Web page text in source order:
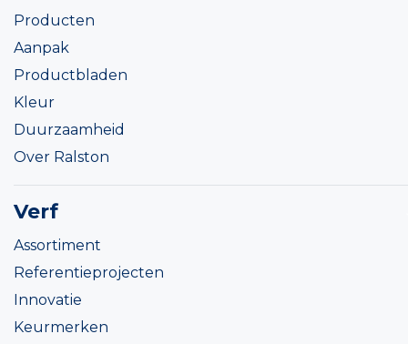
Producten
Aanpak
Productbladen
Kleur
Duurzaamheid
Over Ralston
Verf
Assortiment
Referentieprojecten
Innovatie
Keurmerken